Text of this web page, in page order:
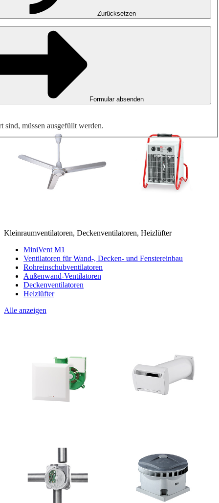
Kleinraumventilatoren, Deckenventilatoren, Heizlüfter
MiniVent M1
Ventilatoren für Wand-, Decken- und Fenstereinbau
Rohreinschubventilatoren
Außenwand-Ventilatoren
Deckenventilatoren
Heizlüfter
Alle anzeigen
Zurücksetzen
Formular absenden
sind, müssen ausgefüllt werden.